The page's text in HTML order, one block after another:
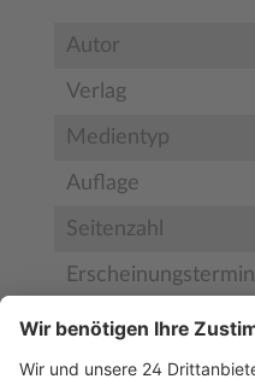
Autor
Verlag
Medientyp
Auflage
Seitenzahl
Erscheinungstermin
Bestell-Nr.
ISBN